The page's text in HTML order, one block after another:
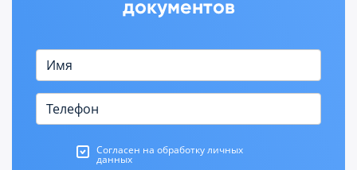
документов
Согласен на обработку личных
данных